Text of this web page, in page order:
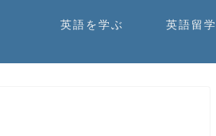
英語を学ぶ 英語留学